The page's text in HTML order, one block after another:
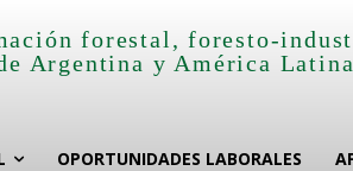
forestal, foresto-
Argentina y América
OPORTUNIDADES LABORALES